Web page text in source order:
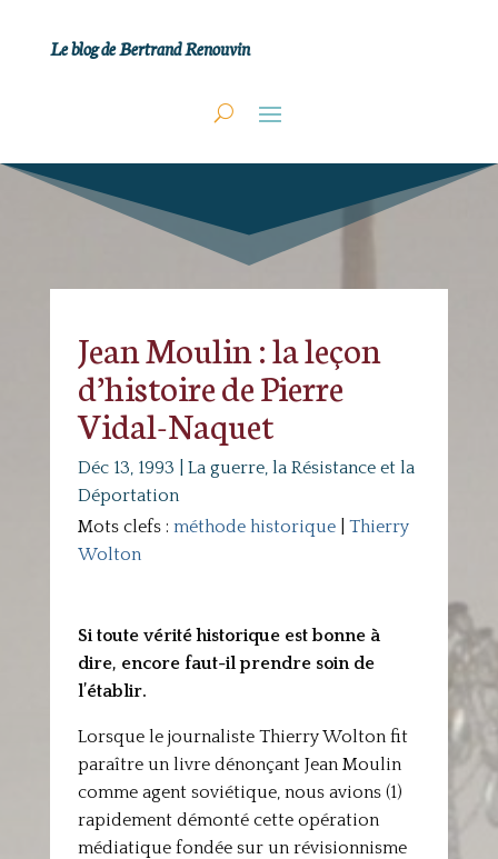
Le blog de Bertrand Renouvin
Jean Moulin : la leçon
d’histoire de Pierre
Vidal-Naquet
Déc 13, 1993
La guerre, la Résistance et la
Déportation
Mots clefs : méthode historique| Thierry
Wolton
Si toute vérité historique est bonne à
dire, encore faut-il prendre soin de
l’établir.
Lorsque le journaliste Thierry Wolton fit
paraître un livre dénonçant Jean Moulin
comme agent soviétique, nous avions (1)
rapidement démonté cette opération
médiatique fondée sur un révisionnisme